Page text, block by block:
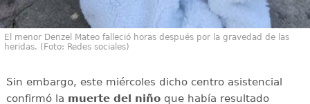
El menor Denzel Mateo falleció horas después por la gravedad de las
heridas. (Foto: Redes sociales)
Sin embargo, este miércoles dicho centro asistencial
confirmó la muerte del niñoque había resultado